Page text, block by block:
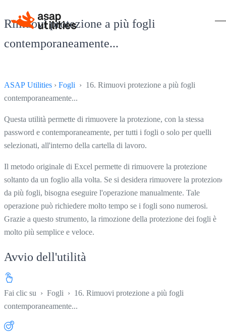
Rimuovi protezione a più fogli
contemporaneamente...
ASAP Utilities › Fogli › 16. Rimuovi protezione a più fogli
contemporaneamente...
Questa utilità permette di rimuovere la protezione, con la stessa
password e contemporaneamente, per tutti i fogli o solo per quelli
selezionati, all'interno della cartella di lavoro.
Il metodo originale di Excel permette di rimuovere la protezione
soltanto da un foglio alla volta. Se si desidera rimuovere la protezione
da più fogli, bisogna eseguire l'operazione manualmente. Tale
operazione può richiedere molto tempo se i fogli sono numerosi.
Grazie a questo strumento, la rimozione della protezione dei fogli è
molto più semplice e veloce.
Avvio dell'utilità
Fai clic su › Fogli › 16. Rimuovi protezione a più fogli
contemporaneamente...